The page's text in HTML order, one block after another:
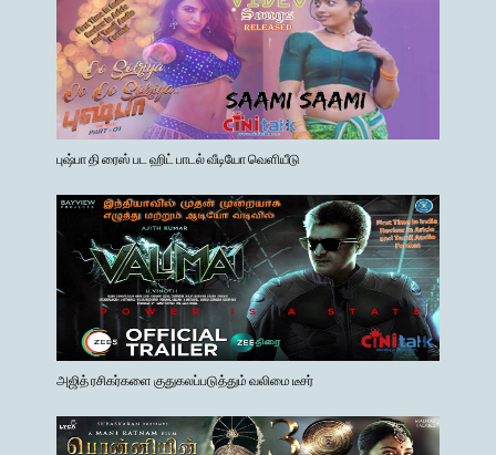
புஷ்பா தி ரைஸ் பட ஹிட் பாடல் வீடியோ வெளியீடு
அஜித் ரசிகர்களை குதுகலப்படுத்தும் வலிமை டீசர்